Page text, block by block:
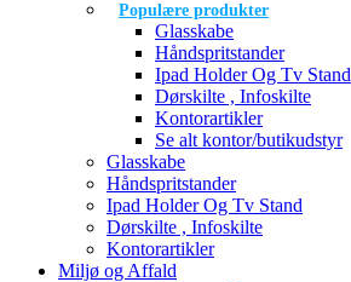
Populære produkter
Glasskabe
Håndspritstander
Ipad Holder Og Tv Stand
Dørskilte , Infoskilte
Kontorartikler
Se alt kontor/butikudstyr
Glasskabe
Håndspritstander
Ipad Holder Og Tv Stand
Dørskilte , Infoskilte
Kontorartikler
Miljø og Affald